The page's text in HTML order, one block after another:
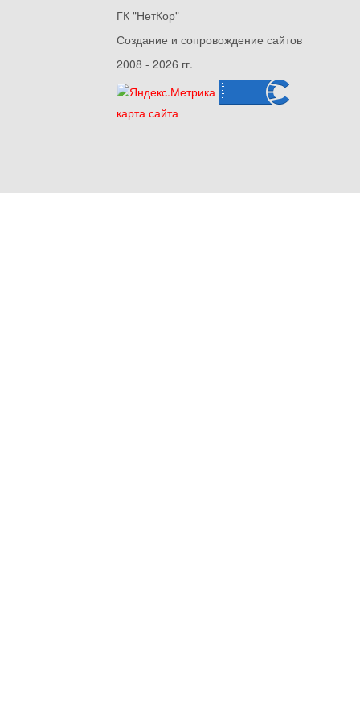
ГК "НетКор"
Создание и сопровождение сайтов
2008 - 2026 гг.
карта сайта